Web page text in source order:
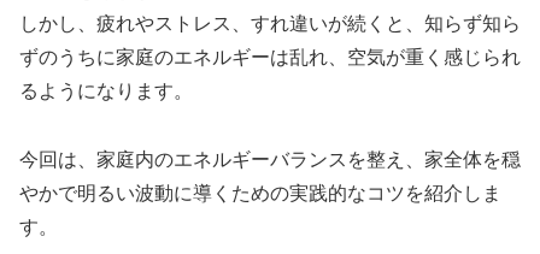
しかし、疲れやストレス、すれ違いが続くと、知らず知ら
ずのうちに家庭のエネルギーは乱れ、空気が重く感じられ
るようになります。
今回は、家庭内のエネルギーバランスを整え、家全体を穏
やかで明るい波動に導くための実践的なコツを紹介しま
す。